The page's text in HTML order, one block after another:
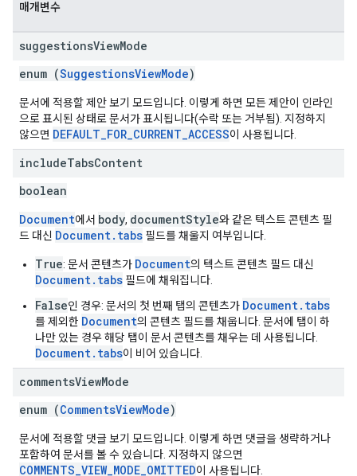
매개변수
suggestionsViewMode
enum (SuggestionsViewMode)
문서에 적용할 제안 보기 모드입니다. 이렇게 하면 모든 제안이 인라인
으로 표시된 상태로 문서가 표시됩니다(수락 또는 거부됨). 지정하지
않으면 DEFAULT_FOR_CURRENT_ACCESS이 사용됩니다.
includeTabsContent
boolean
Document에서 body, documentStyle와 같은 텍스트 콘텐츠 필
드 대신 Document.tabs 필드를 채울지 여부입니다.
True: 문서 콘텐츠가 Document의 텍스트 콘텐츠 필드 대신
Document.tabs 필드에 채워집니다.
False인 경우: 문서의 첫 번째 탭의 콘텐츠가 Document.tabs
를 제외한 Document의 콘텐츠 필드를 채웁니다. 문서에 탭이 하
나만 있는 경우 해당 탭이 문서 콘텐츠를 채우는 데 사용됩니다.
Document.tabs이 비어 있습니다.
commentsViewMode
enum (CommentsViewMode)
문서에 적용할 댓글 보기 모드입니다. 이렇게 하면 댓글을 생략하거나
포함하여 문서를 볼 수 있습니다. 지정하지 않으면
COMMENTS_VIEW_MODE_OMITTED이 사용됩니다.